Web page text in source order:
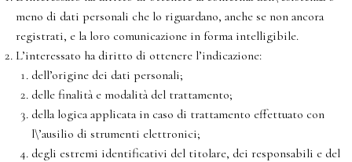
meno di dati personali che lo riguardano, anche se non ancora
registrati, e la loro comunicazione in forma intelligibile.
L’interessato ha diritto di ottenere l’indicazione:
dell’origine dei dati personali;
delle finalità e modalità del trattamento;
della logica applicata in caso di trattamento effettuato con
l\’ausilio di strumenti elettronici;
degli estremi identificativi del titolare, dei responsabili e del